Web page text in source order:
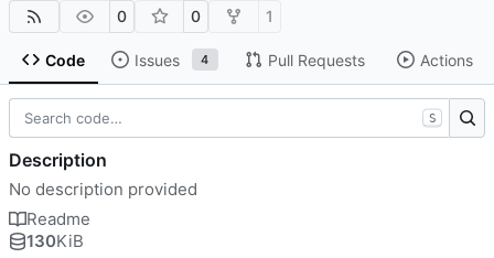
0 0 1
Code Issues 4 Pull Requests Actions
S
Description
No description provided
Readme
130KiB